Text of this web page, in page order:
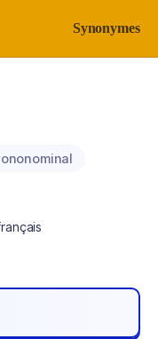
Synonymes